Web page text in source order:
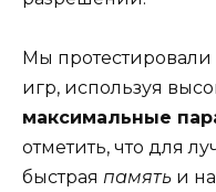
Мы
игр, используя
максимальные
отметить, что для
быстрая память и